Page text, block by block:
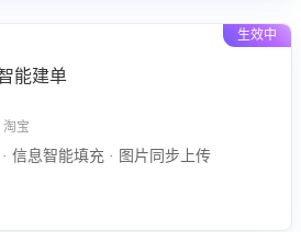
生效中
能建单
宝
信息智能填充 · 图片同步上传